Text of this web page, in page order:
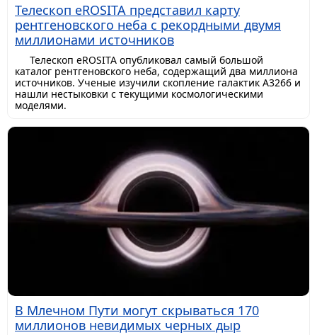
Телескоп eROSITA представил карту
рентгеновского неба с рекордными двумя
миллионами источников
Телескоп eROSITA опубликовал самый большой
каталог рентгеновского неба, содержащий два миллиона
источников. Ученые изучили скопление галактик A3266 и
нашли нестыковки с текущими космологическими
моделями.
В Млечном Пути могут скрываться 170
миллионов невидимых черных дыр